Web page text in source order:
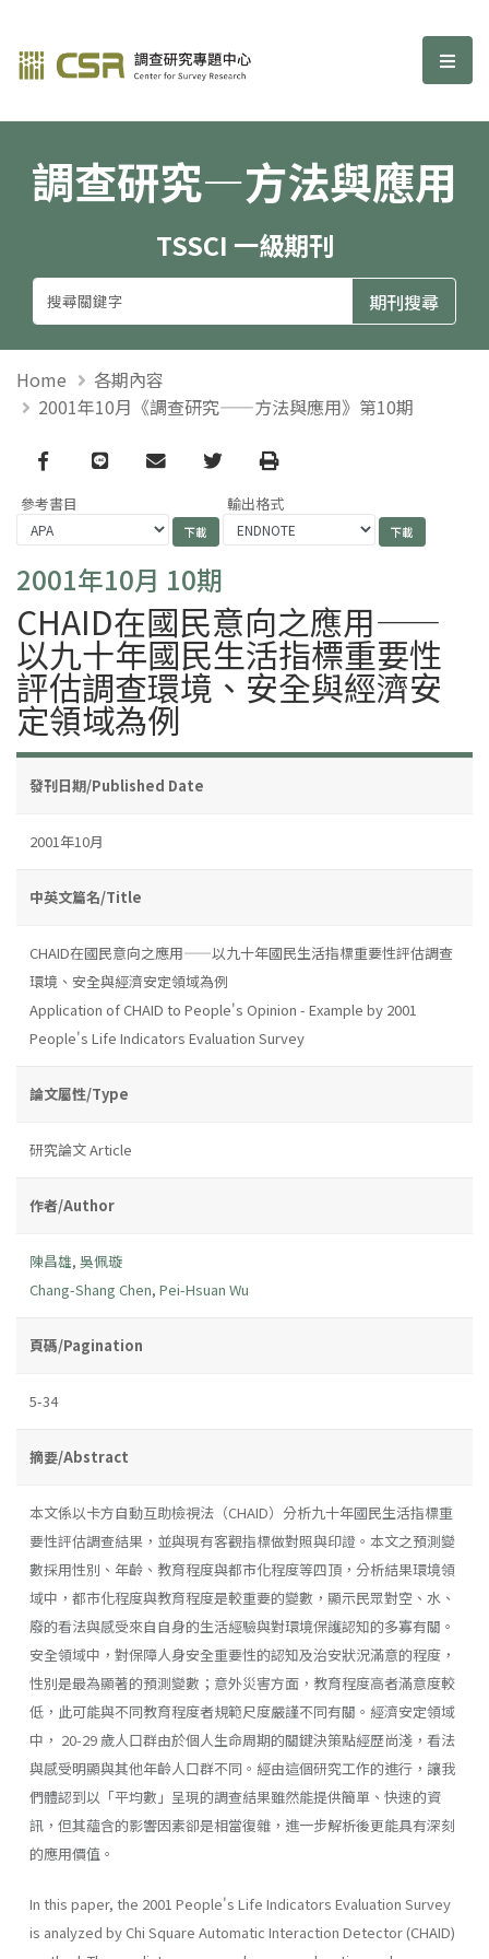
調查研究—方法與應用期刊 選
調查研究—方法與應用
TSSCI 一級期刊
Home
各期內容
2001年10月《調查研究——方法與應用》第10期
Facebook
line email TwitterPrint
參考書目 輸出格式
2001年10月 10期
CHAID在國民意向之應用——
以九十年國民生活指標重要性
評估調查環境、安全與經濟安
定領域為例
發刊日期/Published Date
2001年10月
中英文篇名/Title
CHAID在國民意向之應用——以九十年國民生活指標重要性評估調查
環境、安全與經濟安定領域為例
Application of CHAID to People's Opinion - Example by 2001
People's Life Indicators Evaluation Survey
論文屬性/Type
研究論文 Article
作者/Author
陳昌雄, 吳佩璇
Chang-Shang Chen, Pei-Hsuan Wu
頁碼/Pagination
5-34
摘要/Abstract
本文係以卡方自動互助檢視法（CHAID）分析九十年國民生活指標重
要性評估調查結果，並與現有客觀指標做對照與印證。本文之預測變
數採用性別、年齡、教育程度與都市化程度等四頂，分析結果環境領
域中，都市化程度與教育程度是較重要的變數，顯示民眾對空、水、
廢的看法與感受來自自身的生活經驗與對環境保護認知的多寡有關。
安全領域中，對保障人身安全重要性的認知及治安狀況滿意的程度，
性別是最為顯著的預測變數；意外災害方面，教育程度高者滿意度較
低，此可能與不同教育程度者規範尺度嚴謹不同有關。經濟安定領域
中， 20-29 歲人口群由於個人生命周期的關鍵決策點經歷尚淺，看法
與感受明顯與其他年齡人口群不同。經由這個研究工作的進行，讓我
們體認到以「平均數」呈現的調查結果雖然能提供簡單、快速的資
訊，但其蘊含的影響因素卻是相當復雜，進一步解析後更能具有深刻
的應用價值。
In this paper, the 2001 People's Life Indicators Evaluation Survey
is analyzed by Chi Square Automatic Interaction Detector (CHAID)